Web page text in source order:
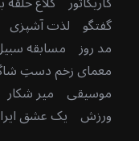
گفتگو لذت آشپزی
مد روز مسابقه
معمای زخم دستِ
موسیقی میر شکار
ورزش یک عشق